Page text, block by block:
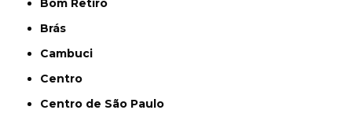
Bom Retiro
Brás
Cambuci
Centro
Centro de São Paulo